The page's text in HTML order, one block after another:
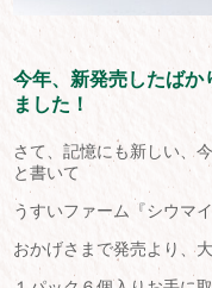
今年、新発売したばか
ました！
さて、記憶にも新しい、
と書いて
うすいファーム『シウマイ
おかげさまで発売より、